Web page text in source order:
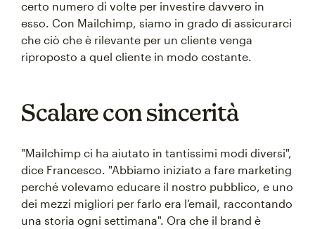
certo numero di volte per investire davvero in
esso. Con Mailchimp, siamo in grado di assicurarci
che ciò che è rilevante per un cliente venga
riproposto a quel cliente in modo costante.
Scalare con sincerità
"Mailchimp ci ha aiutato in tantissimi modi diversi",
dice Francesco. "Abbiamo iniziato a fare marketing
perché volevamo educare il nostro pubblico, e uno
dei mezzi migliori per farlo era l’email, raccontando
una storia ogni settimana". Ora che il brand è